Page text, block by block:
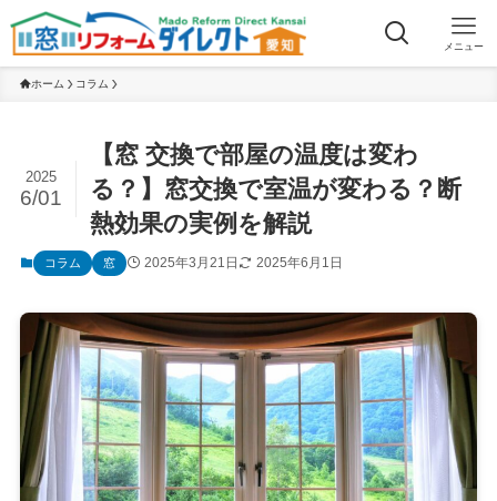
メニュー
ホーム コラム
【窓 交換で部屋の温度は変わ
る？】窓交換で室温が変わる？断
熱効果の実例を解説
2025
6/01
コラム 窓 2025年3月21日 2025年6月1日